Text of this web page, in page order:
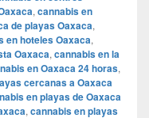
, cannabis en
de playas Oaxaca,
en hoteles Oaxaca,
Oaxaca, cannabis en la
en Oaxaca 24 horas,
cercanas a Oaxaca
en playas de Oaxaca
, cannabis en playas